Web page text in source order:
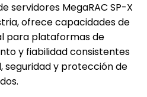
servidores MegaRAC SP-X
ofrece capacidades de
para plataformas de
y fiabilidad consistentes
seguridad y protección de